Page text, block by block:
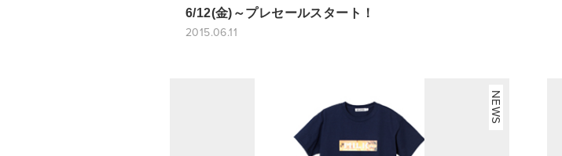
6/12(金)～プレセールスタート！
2015.06.11
NEWS